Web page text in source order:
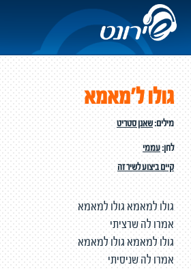
גולו ל'מאמא
מילים:שאנן סטריט
לחן:עממי
קיים ביצוע לשיר זה
גולו למאמא גולו למאמא
אמרו לה שרציתי
גולו למאמא גולו למאמא
אמרו לה שניסיתי